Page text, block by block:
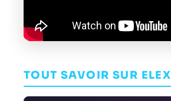
TOUT SAVOIR SUR ELEX